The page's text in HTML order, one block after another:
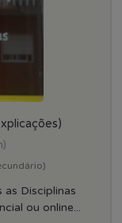
Disciplinas
ou online...